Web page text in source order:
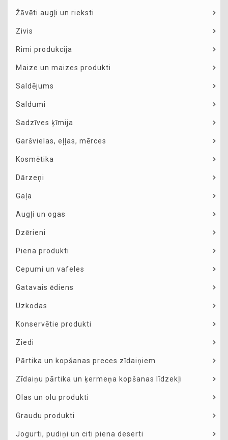
Žāvēti augļi un rieksti
Zivis
Rimi produkcija
Maize un maizes produkti
Saldējums
Saldumi
Sadzīves ķīmija
Garšvielas, eļļas, mērces
Kosmētika
Dārzeņi
Gaļa
Augļi un ogas
Dzērieni
Piena produkti
Cepumi un vafeles
Gatavais ēdiens
Uzkodas
Konservētie produkti
Ziedi
Pārtika un kopšanas preces zīdaiņiem
Zīdaiņu pārtika un ķermeņa kopšanas līdzekļi
Olas un olu produkti
Graudu produkti
Jogurti, pudiņi un citi piena deserti